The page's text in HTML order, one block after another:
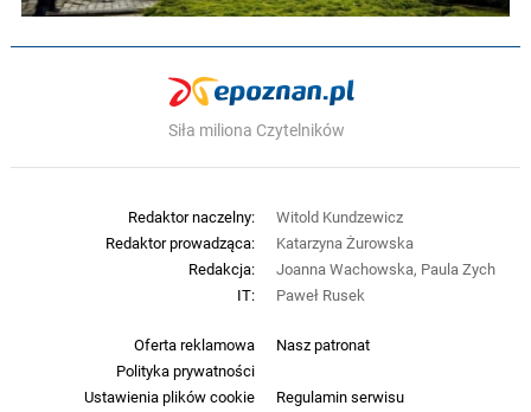
Siła miliona Czytelników
Oferta reklamowa
Nasz patronat
Polityka prywatności
Ustawienia plików cookie
Regulamin serwisu
Redaktor naczelny:
Witold Kundzewicz
Redaktor prowadząca:
Katarzyna Żurowska
Redakcja:
Joanna Wachowska, Paula Zych
IT:
Paweł Rusek